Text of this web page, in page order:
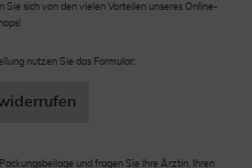
Sie sich von den vielen Vorteilen unseres Online-
nutzen Sie das Formular:
und fragen Sie Ihre Ärztin, Ihren